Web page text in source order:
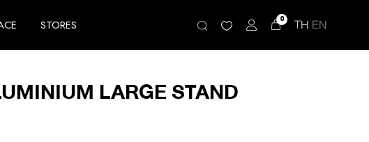
STORES 0 TH EN
LARGE STAND